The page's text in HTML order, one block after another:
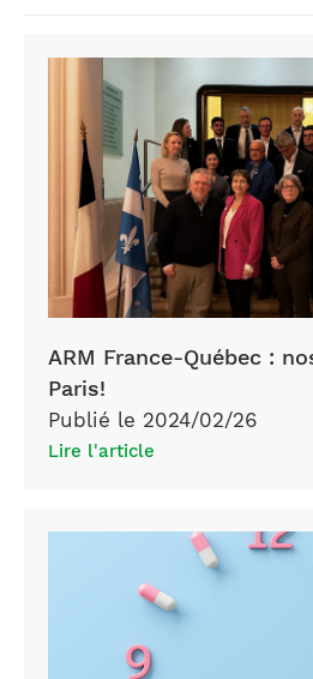
ARM France-Québec :
Paris!
Publié le 2024/02/26
Lire l'article